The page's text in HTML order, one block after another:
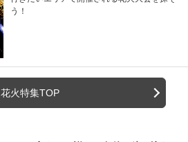
う！
花火特集TOP